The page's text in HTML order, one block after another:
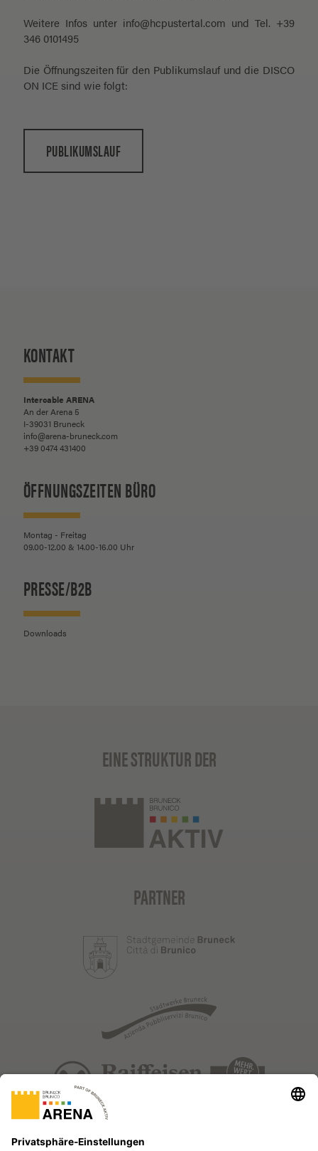
Weitere Infos unter info@hcpustertal.com und Tel. +39
346 0101495
Die Öffnungszeiten für den Publikumslauf und die DISCO
ON ICE sind wie folgt:
PUBLIKUMSLAUF
KONTAKT
Intercable ARENA
An der Arena 5
I-39031 Bruneck
info@arena-bruneck.com
+39 0474 431400
ÖFFNUNGSZEITEN BÜRO
Montag - Freitag
09.00-12.00 & 14.00-16.00 Uhr
PRESSE/B2B
Downloads
EINE STRUKTUR DER
PARTNER